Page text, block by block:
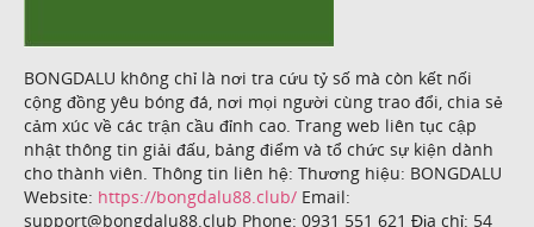
BONGDALU không chỉ là nơi tra cứu tỷ số mà còn kết nối
cộng đồng yêu bóng đá, nơi mọi người cùng trao đổi, chia sẻ
cảm xúc về các trận cầu đỉnh cao. Trang web liên tục cập
nhật thông tin giải đấu, bảng điểm và tổ chức sự kiện dành
cho thành viên. Thông tin liên hệ: Thương hiệu: BONGDALU
Website: https://bongdalu88.club/ Email:
support@bongdalu88.club Phone: 0931 551 621 Địa chỉ: 54